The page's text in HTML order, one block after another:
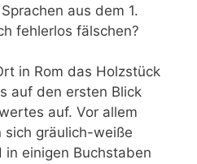
aus dem 1.
fehlerlos fälschen?
in Rom das Holzstück
auf den ersten Blick
auf. Vor allem
gräulich-weiße
in einigen Buchstaben